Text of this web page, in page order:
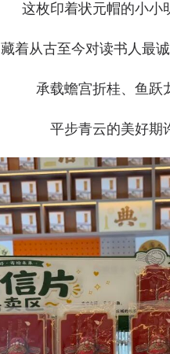
这枚印着状元帽的小小
藏着从古至今对读书人最
承载蟾宫折桂、鱼跃
平步青云的美好期